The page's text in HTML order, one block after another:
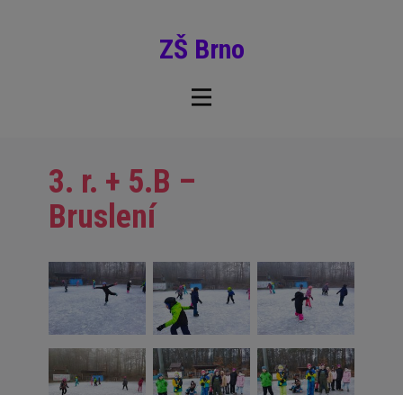
ZŠ Brno
3. r. + 5.B –
Bruslení